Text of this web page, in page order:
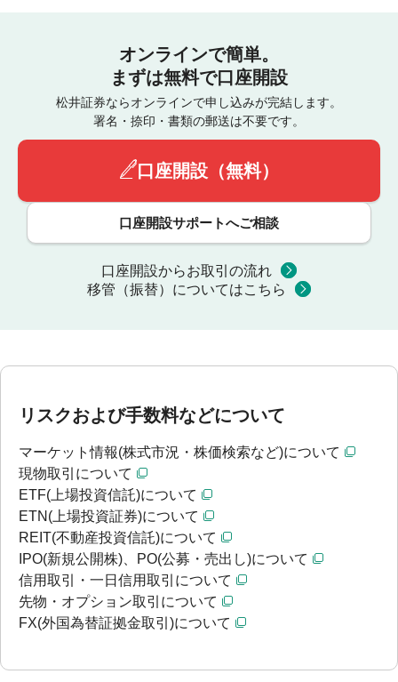
オンラインで簡単。
まずは無料で口座開設
松井証券ならオンラインで申し込みが完結します。
署名・捺印・書類の郵送は不要です。
口座開設（無料）
口座開設サポートへご相談
口座開設からお取引の流れ
移管（振替）についてはこちら
リスクおよび手数料などについて
マーケット情報(株式市況・株価検索など)について
現物取引について
ETF(上場投資信託)について
ETN(上場投資証券)について
REIT(不動産投資信託)について
IPO(新規公開株)、PO(公募・売出し)について
信用取引・一日信用取引について
先物・オプション取引について
FX(外国為替証拠金取引)について